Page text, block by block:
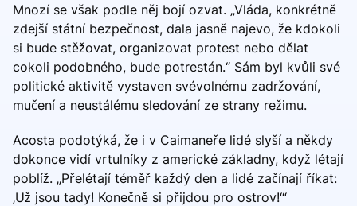
Mnozí se však podle něj bojí ozvat. „Vláda, konkrétně
zdejší státní bezpečnost, dala jasně najevo, že kdokoli
si bude stěžovat, organizovat protest nebo dělat
cokoli podobného, bude potrestán.“ Sám byl kvůli své
politické aktivitě vystaven svévolnému zadržování,
mučení a neustálému sledování ze strany režimu.
Acosta podotýká, že i v Caimaneře lidé slyší a někdy
dokonce vidí vrtulníky z americké základny, když létají
poblíž. „Přelétají téměř každý den a lidé začínají říkat:
‚Už jsou tady! Konečně si přijdou pro ostrov!‘“